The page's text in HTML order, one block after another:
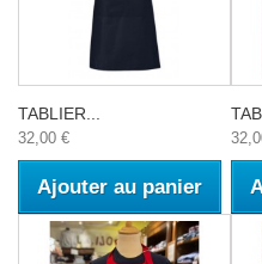
TABLIER...
32,00 €
Ajouter au panier